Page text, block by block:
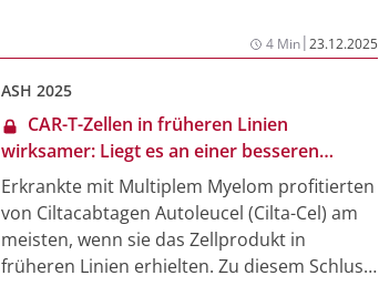
Behandlung erhalten hatten, eine hohe
Wirksamkeit bei überschaubarem
4 Min|23.12.2025
ASH 2025
CAR-T-Zellen in früheren Linien
wirksamer: Liegt es an einer besseren
Immun-Fitness?
Erkrankte mit Multiplem Myelom profitierten
von Ciltacabtagen Autoleucel (Cilta-Cel) am
meisten, wenn sie das Zellprodukt in
früheren Linien erhielten. Zu diesem Schluss